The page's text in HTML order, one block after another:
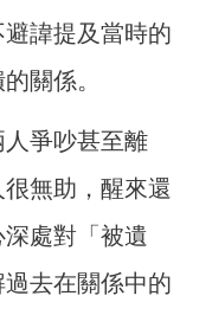
諱提及當時的
關係。
爭吵甚至離
無助，醒來還
處對「被遺
去在關係中的